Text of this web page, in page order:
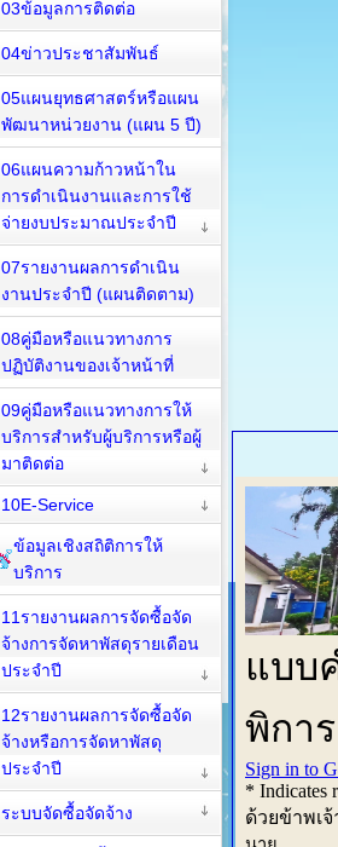
03ข้อมูลการติดต่อ
04ข่าวประชาสัมพันธ์
05แผนยุทธศาสตร์หรือแผน
พัฒนาหน่วยงาน (แผน 5 ปี)
06แผนความก้าวหน้าใน
การดำเนินงานและการใช้
จ่ายงบประมาณประจำปี
07รายงานผลการดำเนิน
งานประจำปี (แผนติดตาม)
08คู่มือหรือแนวทางการ
ปฏิบัติงานของเจ้าหน้าที่
09คู่มือหรือแนวทางการให้
บริการสำหรับผู้บริการหรือผู้
มาติดต่อ
10E-Service
ข้อมูลเชิงสถิติการให้
บริการ
11รายงานผลการจัดซื้อจัด
จ้างการจัดหาพัสดุรายเดือน
ประจำปี
12รายงานผลการจัดซื้อจัด
จ้างหรือการจัดหาพัสดุ
ประจำปี
ระบบจัดซื้อจัดจ้าง